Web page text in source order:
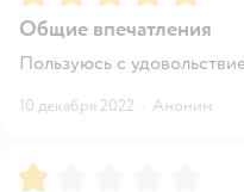
Общие впечатления
Пользуюсь с
10 декабря 2022 · Аноним
Рейтинг: